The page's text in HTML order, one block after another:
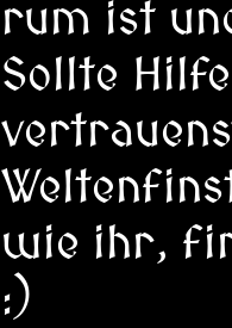
rum ist
Sollte
wie ihr,
:)